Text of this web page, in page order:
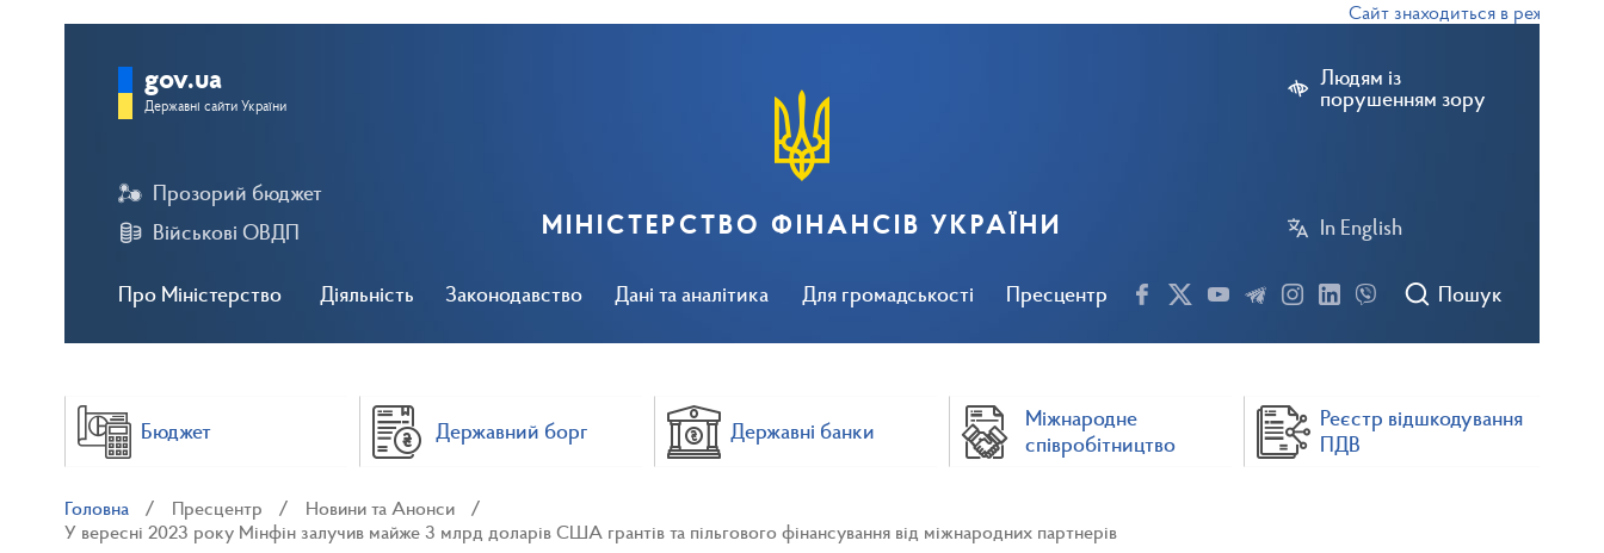
Сайт знаходиться в режимі
Людям із
порушенням зору
In English
Про Міністерство Діяльність Законодавство Дані та аналітика Для громадськості Пресцентр
Прозорий бюджет
Військові ОВДП
Пошук
gov.ua
Державні сайти України
МІНІСТЕРСТВО ФІНАНСІВ УКРАЇНИ
Бюджет Державний борг Державні банки
Міжнародне
співробітництво
Реєстр відшкодування
ПДВ
Головна Пресцентр
Новини та Анонси
У вересні 2023 року Мінфін залучив майже 3 млрд доларів США грантів та пільгового фінансування від міжнародних партнерів